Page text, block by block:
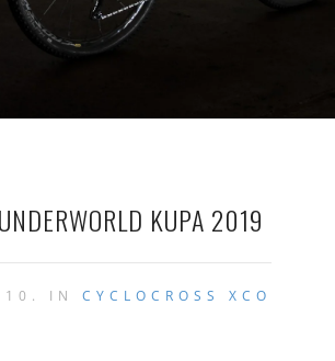
KUPA 2019
IN CYCLOCROSS XCO